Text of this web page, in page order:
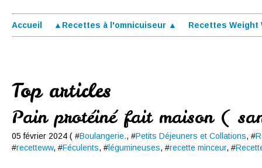
Accueil ▲Recettes à l'omnicuiseur ▲ Recettes Weight
Top articles
Pain protéiné fait maison (
05 février 2024 ( #Boulangerie., #Petits Déjeuners et Collations, #
#recetteww, #Féculents, #légumineuses, #recette minceur, #